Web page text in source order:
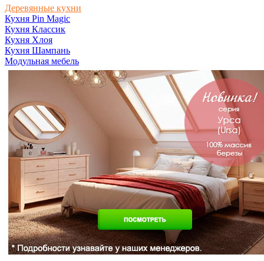
Деревянные кухни
Кухня Pin Magic
Кухня Классик
Кухня Хлоя
Кухня Шампань
Модульная мебель